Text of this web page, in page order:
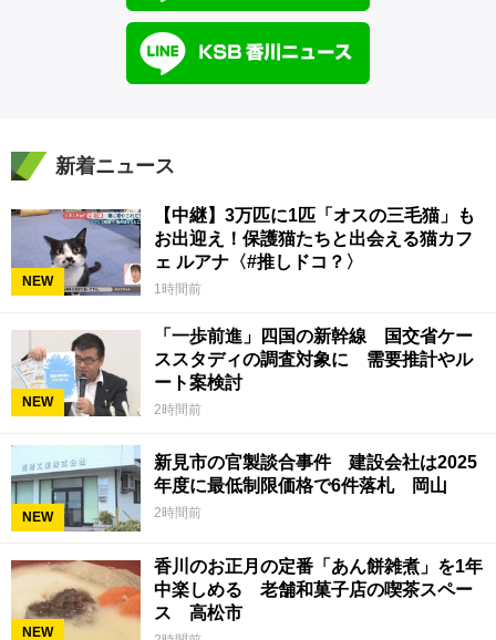
新着ニュース
NEW
【中継】3万匹に1匹「オスの三毛猫」も
お出迎え！保護猫たちと出会える猫カフ
ェ ルアナ〈#推しドコ？〉
1時間前
NEW
「一歩前進」四国の新幹線 国交省ケー
ススタディの調査対象に 需要推計やル
ート案検討
2時間前
NEW
新見市の官製談合事件 建設会社は2025
年度に最低制限価格で6件落札 岡山
2時間前
NEW
香川のお正月の定番「あん餅雑煮」を1年
中楽しめる 老舗和菓子店の喫茶スペー
ス 高松市